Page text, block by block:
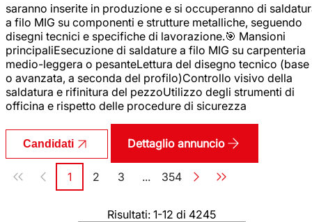
saranno inserite in produzione e si occuperanno di
a filo MIG su componenti e strutture metalliche, seguendo
disegni tecnici e specifiche di lavorazione.🎯 Mansioni
principaliEsecuzione di saldature a filo MIG su carpenteria
medio-leggera o pesanteLettura del disegno tecnico (base
o avanzata, a seconda del profilo)Controllo visivo della
saldatura e rifinitura del pezzoUtilizzo degli strumenti di
officina e rispetto delle procedure di sicurezza
Candidati Dettaglio annuncio
Paginazione
Pagina
1 Pagina
2 Pagina
3 ... Pagina
354
Risultati: 1-12 di 4245